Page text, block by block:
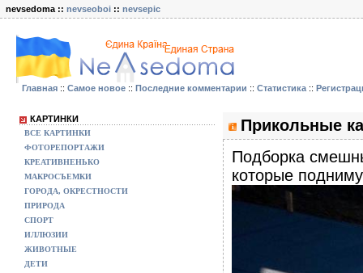
nevsedoma :: nevseoboi :: nevsepic
Главная :: Самое новое :: Последние комментарии :: Статистика ::
КАРТИНКИ
ВСЕ КАРТИНКИ
ФОТОРЕПОРТАЖИ
КРЕАТИВНЕНЬКО
МАКРОСЪЕМКИ
ГОРОДА, ОКРЕСТНОСТИ
ПРИРОДА
СПОРТ
ИЛЛЮЗИИ
ЖИВОТНЫЕ
ДЕТИ
Прикольные
Подборка
которые